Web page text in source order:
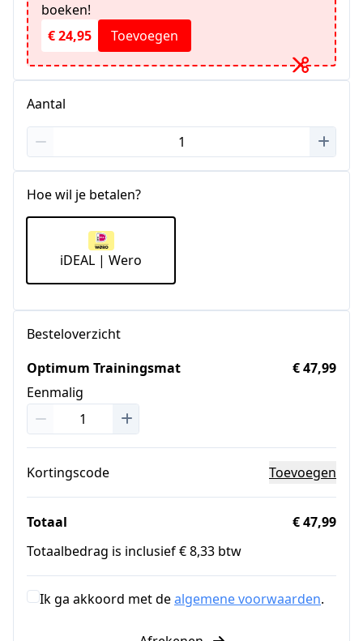
boeken!
€ 24,95
Toevoegen
Aantal
Hoe wil je betalen?
iDEAL | Wero
Besteloverzicht
Optimum Trainingsmat
Eenmalig
€ 47,99
Kortingscode Toevoegen
Totaal
€ 47,99
Totaalbedrag is inclusief € 8,33 btw
Ik ga akkoord met dealgemene voorwaarden.